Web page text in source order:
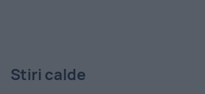
Stiri calde